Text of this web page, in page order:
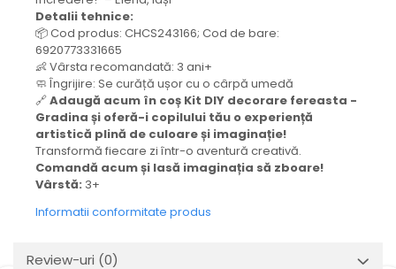
Detalii tehnice:
📦 Cod produs: CHCS243166; Cod de bare:
6920773331665
👶 Vârsta recomandată: 3 ani+
🧼 Îngrijire: Se curăță ușor cu o cârpă umedă
🔗Adaugă acum în coș Kit DIY decorare fereasta -
Gradina și oferă-i copilului tău o experiență
artistică plină de culoare și imaginație!
Transformă fiecare zi într-o aventură creativă.
Comandă acum și lasă imaginația să zboare!
Vârstă: 3+
Informatii conformitate produs
Review-uri (0)